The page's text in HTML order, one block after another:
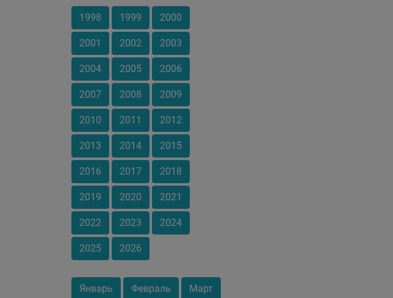
1998 1999 2000
2001 2002 2003
2004 2005 2006
2007 2008 2009
2010 2011 2012
2013 2014 2015
2016 2017 2018
2019 2020 2021
2022 2023 2024
2025 2026
Январь Февраль Март